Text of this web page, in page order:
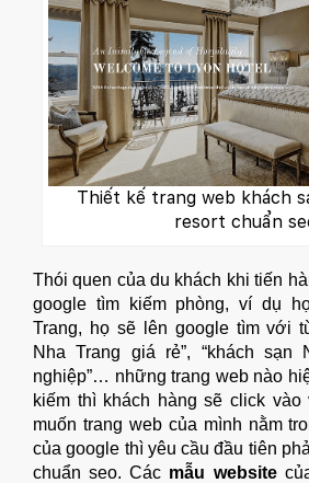
Thiết kế trang web khách
resort chuẩn
Thói quen của du khách khi tiến
google tìm kiếm phòng, ví dụ
Trang, họ sẽ lên google tìm với
Nha Trang giá rẻ”, “khách sạn
nghiệp”… những trang web nào
kiếm thì khách hàng sẽ click vào
muốn trang web của mình nằm
của google thì yêu cầu đầu tiên
chuẩn seo. Các mẫu website